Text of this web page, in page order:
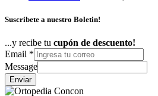
Suscribete a nuestro Boletin!
...y recibe tu cupón de descuento!
Email *
Message
Enviar